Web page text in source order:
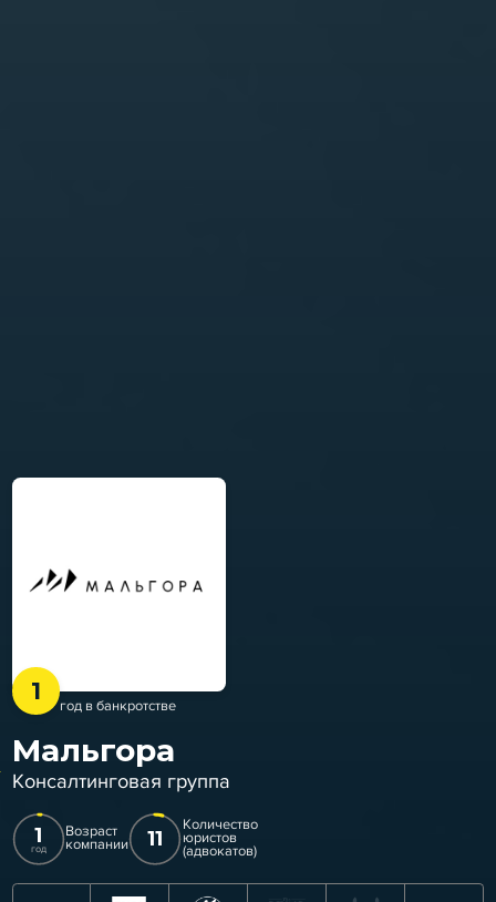
1
год в банкротстве
Мальгора
Консалтинговая группа
1
год
Возраст
компании 11
Количество
юристов
(адвокатов)